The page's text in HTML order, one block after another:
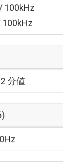
100kHz
分値